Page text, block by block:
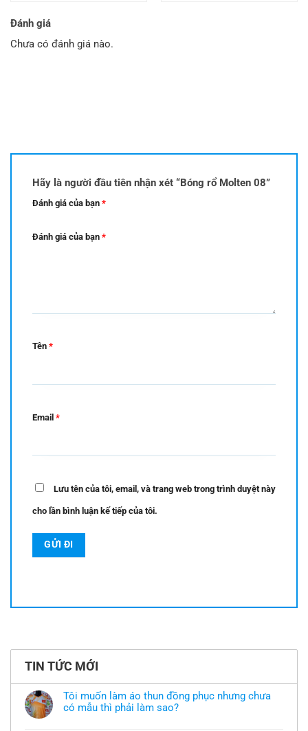
Đánh giá
Chưa có đánh giá nào.
Hãy là người đầu tiên nhận xét “Bóng rổ Molten 08”
Đánh giá của bạn *
Đánh giá của bạn *
Tên *
Email *
Lưu tên của tôi, email, và trang web trong trình duyệt này
cho lần bình luận kế tiếp của tôi.
TIN TỨC MỚI
Tôi muốn làm áo thun đồng phục nhưng chưa
có mẫu thì phải làm sao?